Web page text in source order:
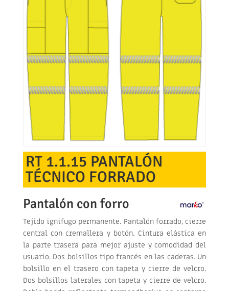
RT 1.1.15 PANTALÓN
TÉCNICO FORRADO
Pantalón con forro
Tejido ignifugo permanente. Pantalón forrado, cierre
central con cremallera y botón. Cintura elástica en
la parte trasera para mejor ajuste y comodidad del
usuario. Dos bolsillos tipo francés en las caderas. Un
bolsillo en el trasero con tapeta y cierre de velcro.
Dos bolsillos laterales con tapeta y cierre de velcro.